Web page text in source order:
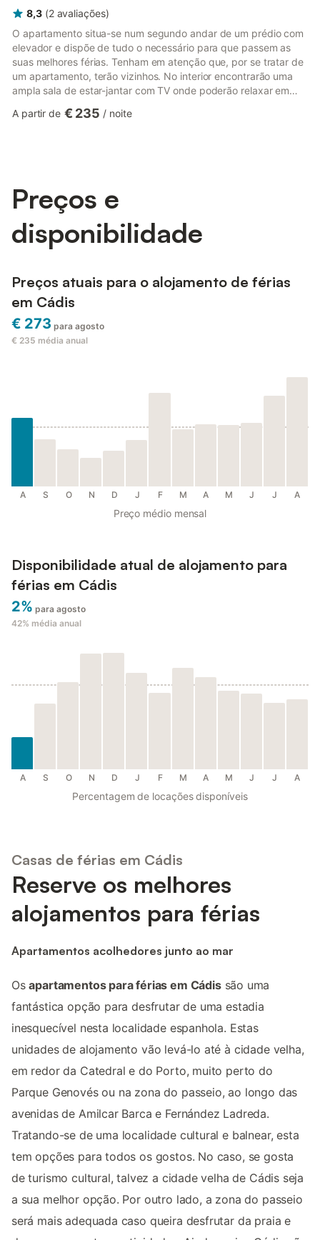
8,3 (2 avaliações)
O apartamento situa-se num segundo andar de um prédio com
elevador e dispõe de tudo o necessário para que passem as
suas melhores férias. Tenham em atenção que, por se tratar de
um apartamento, terão vizinhos. No interior encontrarão uma
ampla sala de estar-jantar com TV onde poderão relaxar em
vitrocerâmica dispõe de todos os utensílios necessários para
A partir de € 235 / noite
Preços e
disponibilidade
Preços atuais para o alojamento de férias
em Cádis
€ 273 para agosto
€ 235 média anual
A S O N D J F M A M J J A
Preço médio mensal
Disponibilidade atual de alojamento para
férias em Cádis
2% para agosto
42% média anual
A S O N D J F M A M J J A
Percentagem de locações disponíveis
Casas de férias em Cádis
Reserve os melhores
alojamentos para férias
Apartamentos acolhedores junto ao mar
Osapartamentos para férias em Cádissão uma
fantástica opção para desfrutar de uma estadia
inesquecível nesta localidade espanhola. Estas
unidades de alojamento vão levá-lo até à cidade velha,
em redor da Catedral e do Porto, muito perto do
Parque Genovés ou na zona do passeio, ao longo das
avenidas de Amilcar Barca e Fernández Ladreda.
Tratando-se de uma localidade cultural e balnear, esta
tem opções para todos os gostos. No caso, se gosta
de turismo cultural, talvez a cidade velha de Cádis seja
a sua melhor opção. Por outro lado, a zona do passeio
será mais adequada caso queira desfrutar da praia e